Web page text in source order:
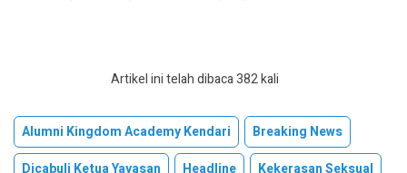
Artikel ini telah dibaca 382 kali
Alumni Kingdom Academy Kendari
Breaking News
Dicabuli Ketua Yayasan
Headline
Kekerasan Seksual